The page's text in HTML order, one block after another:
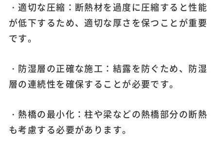
・適切な圧縮：断熱材を過度に圧縮すると性能
が低下するため、適切な厚さを保つことが重要
です。
・防湿層の正確な施工：結露を防ぐため、防湿
層の連続性を確保することが必要です。
・熱橋の最小化：柱や梁などの熱橋部分の断熱
も考慮する必要があります。